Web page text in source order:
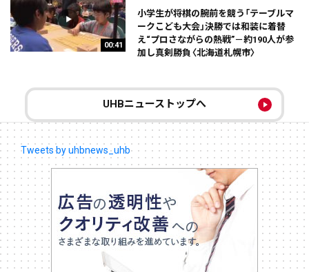
00:41
小学生が将棋の腕前を競う「テーブルマ
ークこども大会」決勝では和装に着替
え“プロさながらの熱戦”－約190人が参
加し真剣勝負〈北海道札幌市〉
UHBニューストップへ
Tweets by uhbnews_uhb